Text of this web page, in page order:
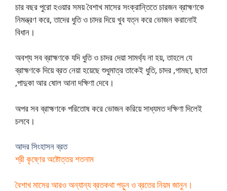
চার বছর পুরো হওয়ার সময় বৈশাখ মাসের সংক্রান্তিতে চারজন ব্রাহ্মণকে
নিমন্ত্রণ করে, তাদের ধুতি ও চাদর দিয়ে খুব যত্ন করে ভোজন করানোই
বিধান।
অবশ্য সব ব্রাহ্মণকে যদি ধুতি ও চাদর দেয়া সামর্থ্য না হয়, তাহলে যে
ব্রাহ্মণকে দিয়ে ব্রত নেয়া হয়েছে শুধুমাত্র তাকেই ধুতি, চাদর ,গামছা, ছাতা
,পাদুকা আর ষোল আনা দক্ষিণা দেবে।
অপর সব ব্রাহ্মণকে পরিতোষ করে ভোজন করিয়ে সাধ্যমত দক্ষিণা দিলেই
চলবে।
আদর সিংহাসন ব্রত
শ্রী কৃষ্ণের অষ্টোত্তর শতনাম
বৈশাখ মাসের আরও অন্যান্য ব্রতকথা পড়ুন ও ব্রতের নিয়ম জানুন।